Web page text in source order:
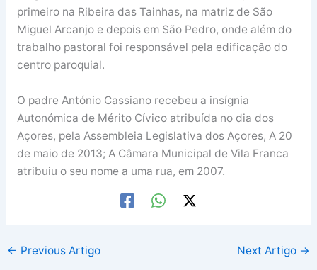
primeiro na Ribeira das Tainhas, na matriz de São
Miguel Arcanjo e depois em São Pedro, onde além do
trabalho pastoral foi responsável pela edificação do
centro paroquial.
O padre António Cassiano recebeu a insígnia
Autonómica de Mérito Cívico atribuída no dia dos
Açores, pela Assembleia Legislativa dos Açores, A 20
de maio de 2013; A Câmara Municipal de Vila Franca
atribuiu o seu nome a uma rua, em 2007.
← Previous Artigo Next Artigo →